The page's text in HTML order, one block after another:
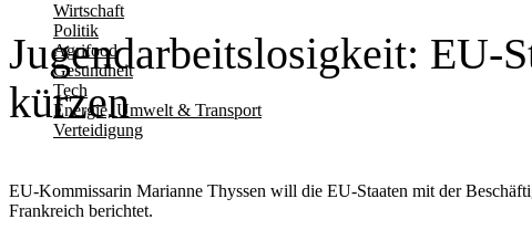
Wirtschaft
Politik
Agrifood
Gesundheit
Tech
Energie, Umwelt & Transport
Verteidigung
Jugendarbeitslosigkeit: EU-
kürzen
EU-Kommissarin Marianne Thyssen will die EU-Staaten mit der
Frankreich berichtet.